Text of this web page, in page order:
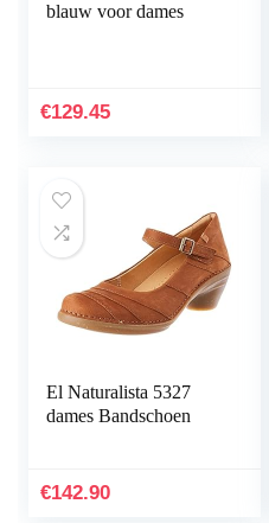
blauw voor dames
€129.45
El Naturalista 5327
dames Bandschoen
€142.90